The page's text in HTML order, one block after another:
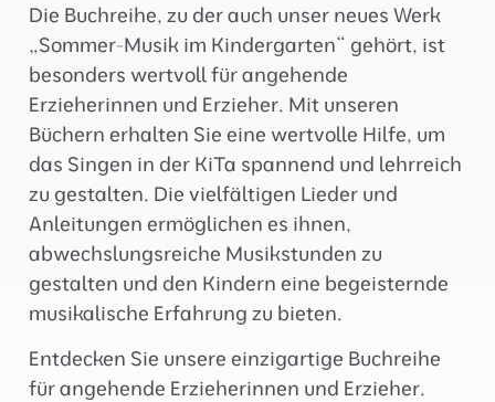
Die Buchreihe, zu der auch unser neues Werk
„Sommer-Musik im Kindergarten“ gehört, ist
besonders wertvoll für angehende
Erzieherinnen und Erzieher. Mit unseren
Büchern erhalten Sie eine wertvolle Hilfe, um
das Singen in der KiTa spannend und lehrreich
zu gestalten. Die vielfältigen Lieder und
Anleitungen ermöglichen es ihnen,
abwechslungsreiche Musikstunden zu
gestalten und den Kindern eine begeisternde
musikalische Erfahrung zu bieten.
Entdecken Sie unsere einzigartige Buchreihe
für angehende Erzieherinnen und Erzieher.